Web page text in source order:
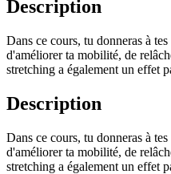
Description
Dans ce cours, tu donneras à
d'améliorer ta mobilité, de
stretching a également un effet
Description
Dans ce cours, tu donneras à
d'améliorer ta mobilité, de
stretching a également un effet